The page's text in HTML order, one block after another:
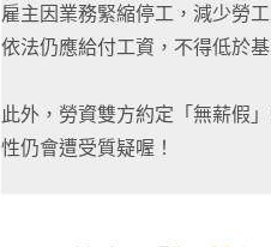
雇主因業務緊縮停工，減少勞
依法仍應給付工資，不得低於基
此外，勞資雙方約定「無薪假
性仍會遭受質疑喔！